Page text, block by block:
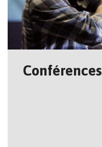
Conférences